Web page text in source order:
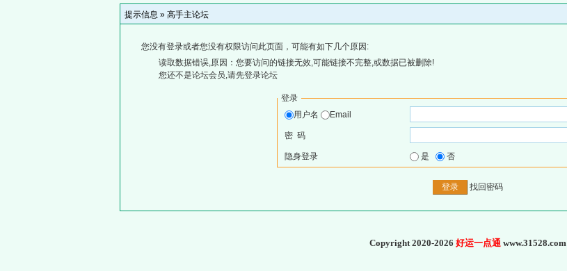
提示信息 » 高手主论坛
您没有登录或者您没有权限访问此页面，可能有如下几个原因:
读取数据错误,原因：您要访问的链接无效,可能链接不完整,或数据已被删除!
您还不是论坛会员,请先登录论坛
登录
用户名
Email
密 码
隐身登录 是 否
找回密码
Copyright 2020-2026 好运一点通www.31528.com